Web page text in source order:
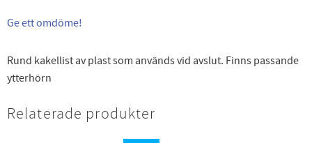
Ge ett omdöme!
Rund kakellist av plast som används vid avslut. Finns passande
ytterhörn
Relaterade produkter